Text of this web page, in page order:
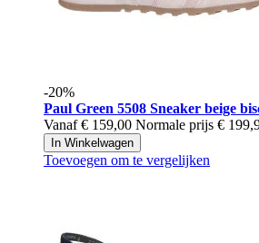
-20%
Paul Green 5508 Sneaker beige
Vanaf € 159,00 Normale prijs €
In Winkelwagen
Toevoegen om te vergelijken